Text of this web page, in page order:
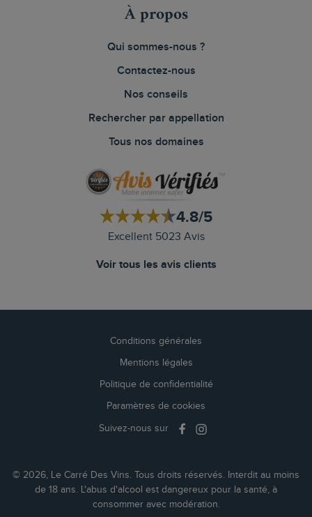
À propos
Qui sommes-nous ?
Contactez-nous
Nos conseils
Rechercher par appellation
Tous nos domaines
4.8/5
Excellent 5023 Avis
Voir tous les avis clients
Conditions générales
Mentions légales
Politique de confidentialité
Paramètres de cookies
Suivez-nous sur
© 2026, Le Carré Des Vins. Tous droits réservés. Interdit au moins
de 18 ans. L'abus d'alcool est dangereux pour la santé, à
consommer avec modération.